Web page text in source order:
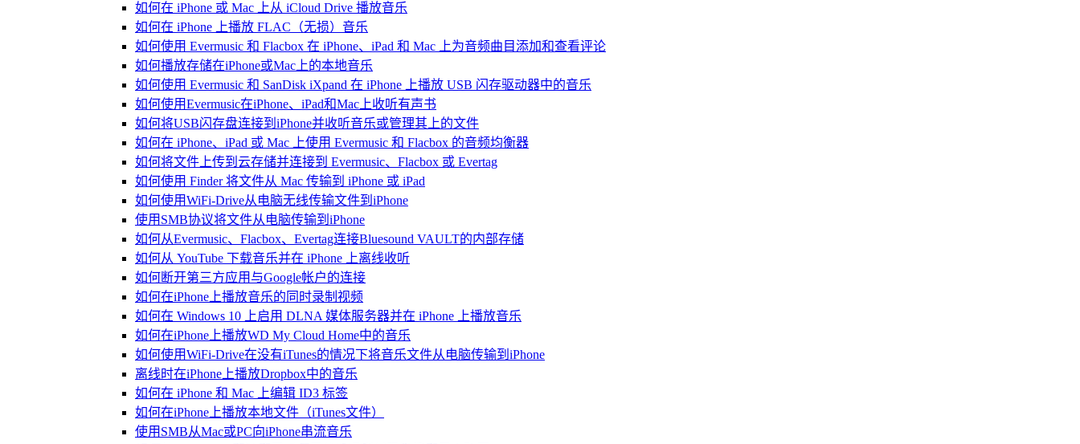
如何在 iPhone 或 Mac 上从 iCloud Drive 播放音乐
如何在 iPhone 上播放 FLAC（无损）音乐
如何使用 Evermusic 和 Flacbox 在 iPhone、iPad 和 Mac 上为音频曲目添加和查看评论
如何播放存储在iPhone或Mac上的本地音乐
如何使用 Evermusic 和 SanDisk iXpand 在 iPhone 上播放 USB 闪存驱动器中的音乐
如何使用Evermusic在iPhone、iPad和Mac上收听有声书
如何将USB闪存盘连接到iPhone并收听音乐或管理其上的文件
如何在 iPhone、iPad 或 Mac 上使用 Evermusic 和 Flacbox 的音频均衡器
如何将文件上传到云存储并连接到 Evermusic、Flacbox 或 Evertag
如何使用 Finder 将文件从 Mac 传输到 iPhone 或 iPad
如何使用WiFi-Drive从电脑无线传输文件到iPhone
使用SMB协议将文件从电脑传输到iPhone
如何从Evermusic、Flacbox、Evertag连接Bluesound VAULT的内部存储
如何从 YouTube 下载音乐并在 iPhone 上离线收听
如何断开第三方应用与Google帐户的连接
如何在iPhone上播放音乐的同时录制视频
如何在 Windows 10 上启用 DLNA 媒体服务器并在 iPhone 上播放音乐
如何在iPhone上播放WD My Cloud Home中的音乐
如何使用WiFi-Drive在没有iTunes的情况下将音乐文件从电脑传输到iPhone
离线时在iPhone上播放Dropbox中的音乐
如何在 iPhone 和 Mac 上编辑 ID3 标签
如何在iPhone上播放本地文件（iTunes文件）
使用SMB从Mac或PC向iPhone串流音乐